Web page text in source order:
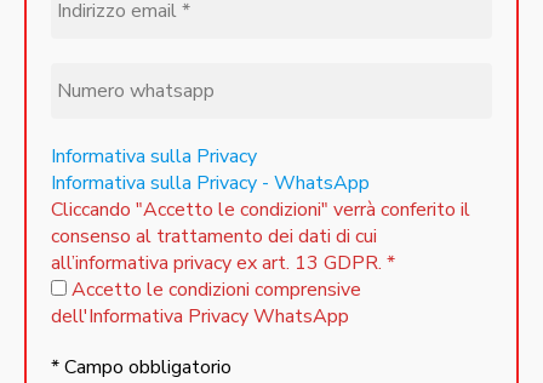
Informativa sulla Privacy
Informativa sulla Privacy - WhatsApp
Cliccando "Accetto le condizioni" verrà conferito il
consenso al trattamento dei dati di cui
all’informativa privacy ex art. 13 GDPR. *
Accetto le condizioni comprensive
dell'Informativa Privacy WhatsApp
* Campo obbligatorio